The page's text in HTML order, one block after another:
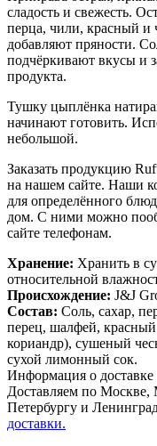
сладость и свежесть.
перца, чили, красный
добавляют пряности.
подчёркивают вкусы и
продукта.
Тушку цыплёнка
начинают готовить.
небольшой.
Заказать продукцию
на нашем сайте. Наши
для определённого
дом. С ними можно
сайте телефонам.
Хранение: Хранить в
относительной
Происхождение: J&J
Состав: Соль, сахар,
перец, шалфей,
кориандр), сушеный
сухой лимонный сок.
Информация о доставке
Доставляем по Москве,
Петербургу и
доставки.